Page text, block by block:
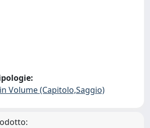
Volume (Capitolo,Saggio)